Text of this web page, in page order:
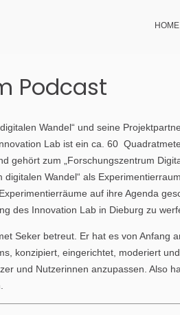
HOME
Podcast
Wandel“ und seine
Lab ist ein ca. 60
gehört zum „Forschungszentrum
Wandel“ als
auf ihre Agenda
des Innovation Lab in Dieburg zu
Seker betreut. Er hat es von Anfang
konzipiert, eingerichtet, moderiert
und Nutzerinnen anzupassen. Also